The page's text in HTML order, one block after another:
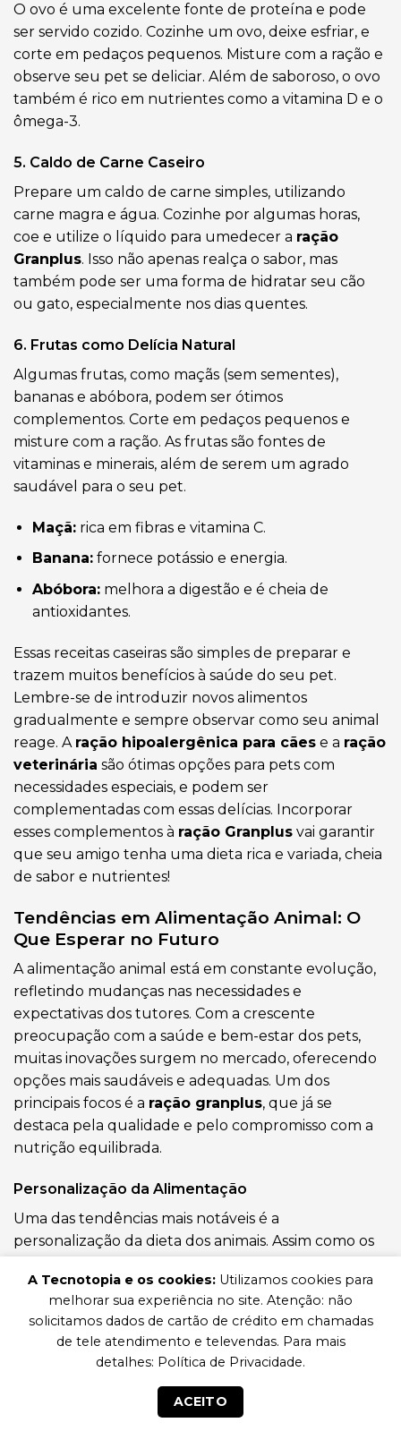
O ovo é uma excelente fonte de proteína e pode
ser servido cozido. Cozinhe um ovo, deixe esfriar, e
corte em pedaços pequenos. Misture com a ração e
observe seu pet se deliciar. Além de saboroso, o ovo
também é rico em nutrientes como a vitamina D e o
ômega-3.
5. Caldo de Carne Caseiro
Prepare um caldo de carne simples, utilizando
carne magra e água. Cozinhe por algumas horas,
coe e utilize o líquido para umedecer a ração
Granplus. Isso não apenas realça o sabor, mas
também pode ser uma forma de hidratar seu cão
ou gato, especialmente nos dias quentes.
6. Frutas como Delícia Natural
Algumas frutas, como maçãs (sem sementes),
bananas e abóbora, podem ser ótimos
complementos. Corte em pedaços pequenos e
misture com a ração. As frutas são fontes de
vitaminas e minerais, além de serem um agrado
saudável para o seu pet.
Maçã:rica em fibras e vitamina C.
Banana:fornece potássio e energia.
Abóbora:melhora a digestão e é cheia de
antioxidantes.
Essas receitas caseiras são simples de preparar e
trazem muitos benefícios à saúde do seu pet.
Lembre-se de introduzir novos alimentos
gradualmente e sempre observar como seu animal
reage. A ração hipoalergênica para cães e a ração
veterinária são ótimas opções para pets com
necessidades especiais, e podem ser
complementadas com essas delícias. Incorporar
esses complementos à ração Granplus vai garantir
que seu amigo tenha uma dieta rica e variada, cheia
de sabor e nutrientes!
Tendências em Alimentação Animal: O
Que Esperar no Futuro
A alimentação animal está em constante evolução,
refletindo mudanças nas necessidades e
expectativas dos tutores. Com a crescente
preocupação com a saúde e bem-estar dos pets,
muitas inovações surgem no mercado, oferecendo
opções mais saudáveis e adequadas. Um dos
principais focos é a ração granplus, que já se
destaca pela qualidade e pelo compromisso com a
nutrição equilibrada.
Personalização da Alimentação
Uma das tendências mais notáveis é a
personalização da dieta dos animais. Assim como os
nutricionais únicas. Isso tem levado ao
desenvolvimento de rações que consideram fatores
como idade, raça e condição de saúde. A ração
hipoalergênica para cães
e aração veterinária
necessidades específicas, proporcionando uma
alimentação mais direcionada e eficaz.
A Tecnotopia e os cookies: Utilizamos cookies para
melhorar sua experiência no site. Atenção: não
solicitamos dados de cartão de crédito em chamadas
de tele atendimento e televendas. Para mais
detalhes: Política de Privacidade.
ACEITO